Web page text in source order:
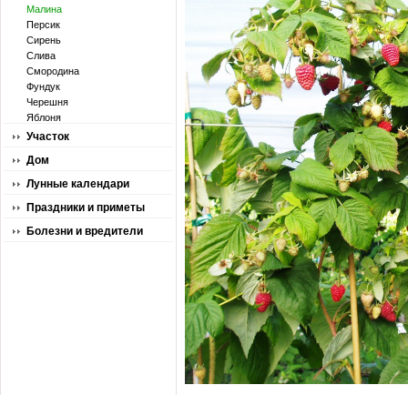
Малина
Персик
Сирень
Слива
Смородина
Фундук
Черешня
Яблоня
Участок
Дом
Лунные календари
Праздники и приметы
Болезни и вредители